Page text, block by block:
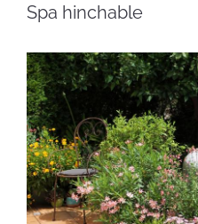
Spa hinchable